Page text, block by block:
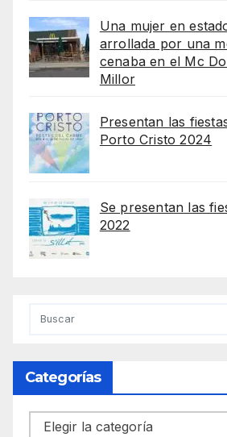
Una mujer en
arrollada por una
cenaba en el Mc
Millor
Presentan las
Porto Cristo 2024
Se presentan las
2022
Categorías
Categorías